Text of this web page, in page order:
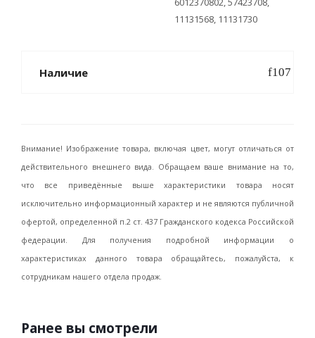
11131568, 11131730
Наличие
Внимание! Изображение товара, включая цвет, могут отличаться от
действительного внешнего вида. Обращаем ваше внимание на то,
что все приведённые выше характеристики товара носят
исключительно информационный характер и не являются публичной
офертой, определенной п.2 ст. 437 Гражданского кодекса Российской
федерации. Для получения подробной информации о
характеристиках данного товара обращайтесь, пожалуйста, к
сотрудникам нашего отдела продаж.
Ранее вы смотрели